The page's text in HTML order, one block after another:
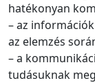
hatékonyan
– az
az elemzés
– a
tudásuknak